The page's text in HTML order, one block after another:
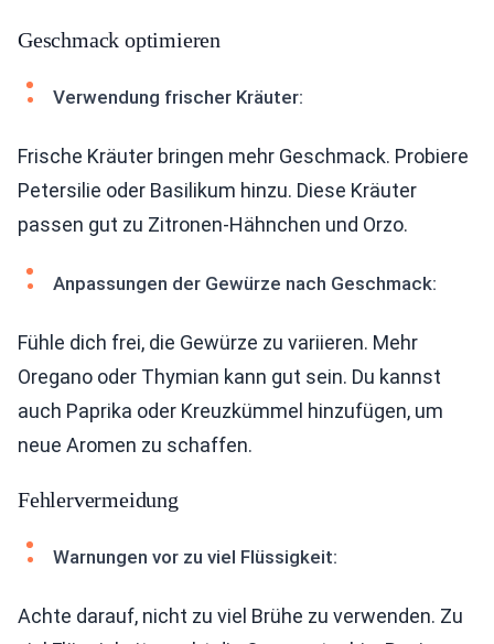
Geschmack optimieren
Verwendung frischer Kräuter:
Frische Kräuter bringen mehr Geschmack. Probiere
Petersilie oder Basilikum hinzu. Diese Kräuter
passen gut zu Zitronen-Hähnchen und Orzo.
Anpassungen der Gewürze nach Geschmack:
Fühle dich frei, die Gewürze zu variieren. Mehr
Oregano oder Thymian kann gut sein. Du kannst
auch Paprika oder Kreuzkümmel hinzufügen, um
neue Aromen zu schaffen.
Fehlervermeidung
Warnungen vor zu viel Flüssigkeit:
Achte darauf, nicht zu viel Brühe zu verwenden. Zu